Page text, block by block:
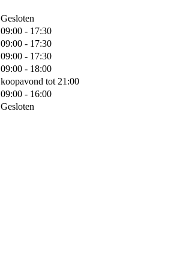
Gesloten
09:00 - 17:30
09:00 - 17:30
09:00 - 17:30
09:00 - 18:00
koopavond tot 21:00
09:00 - 16:00
Gesloten